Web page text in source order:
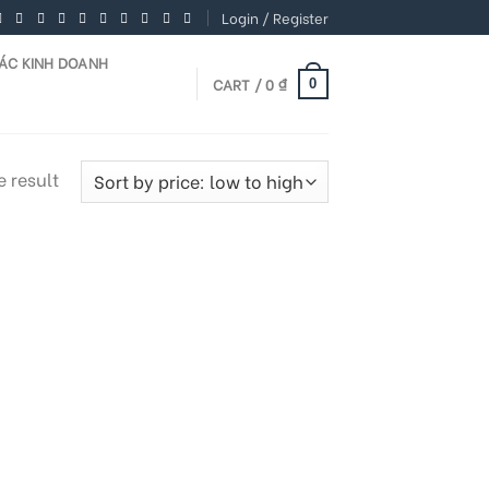
Login / Register
KINH DOANH
CART /0 ₫ 0
result